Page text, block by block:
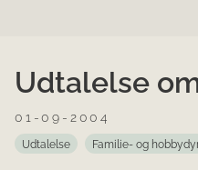
Udtalelse
01-09-2004
Udtalelse Familie- og